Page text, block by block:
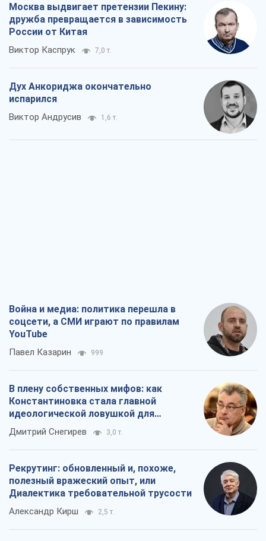
Москва выдвигает претензии Пекину:
дружба превращается в зависимость
России от Китая
Виктор Каспрук 7,0 т.
Дух Анкориджа окончательно
испарился
Виктор Андрусив 1,6 т.
Война и медиа: политика перешла в
соцсети, а СМИ играют по правилам
YouTube
Павел Казарин 999
В плену собственных мифов: как
Константиновка стала главной
идеологической ловушкой для
российских оккупантов
Дмитрий Снегирев 3,0 т.
Рекрутинг: обновленный и, похоже,
полезный вражеский опыт, или
Диалектика требовательной трусости
Александр Кирш 2,5 т.